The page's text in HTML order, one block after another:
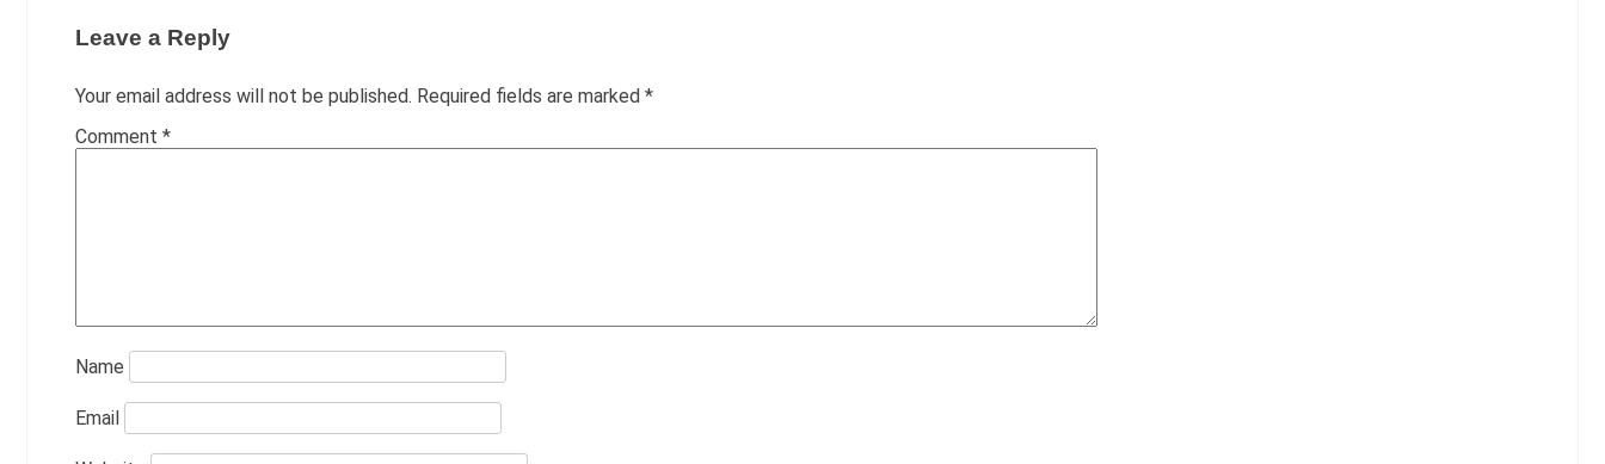
Leave a Reply
Your email address will not be published. Required fields are marked *
Comment *
Name
Email